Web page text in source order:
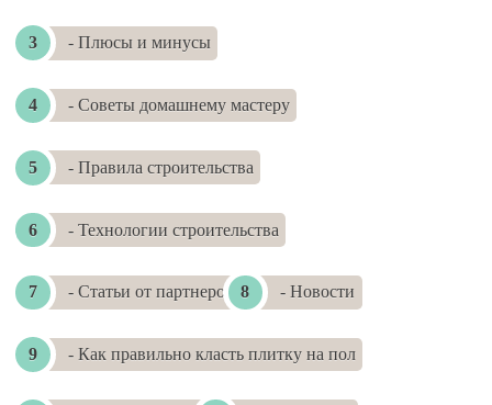
- Плюсы и минусы
- Советы домашнему мастеру
- Правила строительства
- Технологии строительства
- Статьи от партнеров - Новости
- Как правильно класть плитку на пол